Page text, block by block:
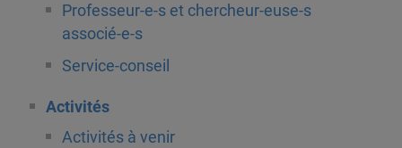
Professeur-e-s et chercheur-euse-s
associé-e-s
Service-conseil
Activités
Activités à venir